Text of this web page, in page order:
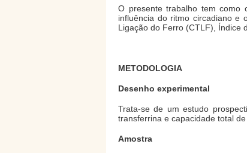
O presente trabalho tem como
influência do ritmo circadiano e
Ligação do Ferro (CTLF), Índice
METODOLOGIA
Desenho experimental
Trata-se de um estudo
transferrina e capacidade total
Amostra